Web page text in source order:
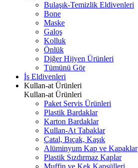
Bulaşık-Temizlik Eldivenleri
Bone
Maske
Galoş
Kolluk
Önlük
Diğer Hijyen Ürünleri
Tümünü Gör
İş Eldivenleri
Kullan-at Ürünleri
Kullan-at Ürünleri
Paket Servis Ürünleri
Plastik Bardaklar
Karton Bardaklar
Kullan-At Tabaklar
Çatal, Bıçak, Kaşık
Alüminyum Kap ve Kapaklar
Plastik Sızdırmaz Kaplar
Muffin ve Kek Kapsülleri